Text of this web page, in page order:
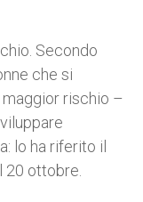
Secondo
che si
rischio –
lo ha riferito il
20 ottobre.